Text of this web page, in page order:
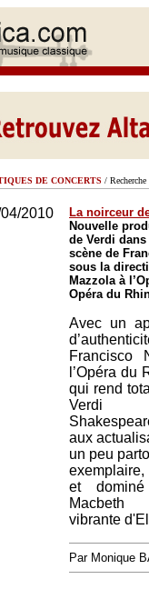
DE CONCERTS / Recherche
2010
La noirceur
Nouvelle
de Verdi
scène de
sous la
Mazzola à
Opéra du
Avec un
Francisco
l’Opéra du
qui rend
Verdi
aux
un peu
et
vibrante
Par Monique